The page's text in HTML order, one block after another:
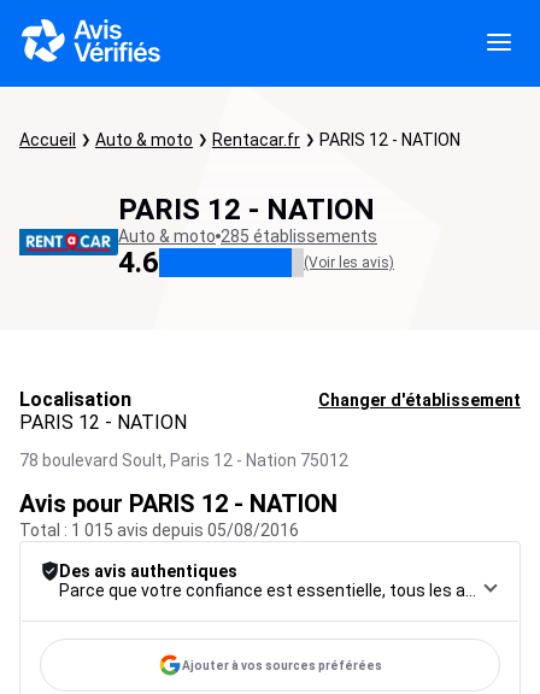
Accueil Auto & moto Rentacar.fr PARIS 12 - NATION
PARIS 12 - NATION
Auto & moto 285 établissements
4.6 (Voir les avis)
Localisation Changer d'établissement
PARIS 12 - NATION
78 boulevard Soult, Paris 12 - Nation 75012
Avis pour PARIS 12 - NATION
Total : 1 015 avis depuis 05/08/2016
Des avis authentiques
Ajouter à vos sources préférées